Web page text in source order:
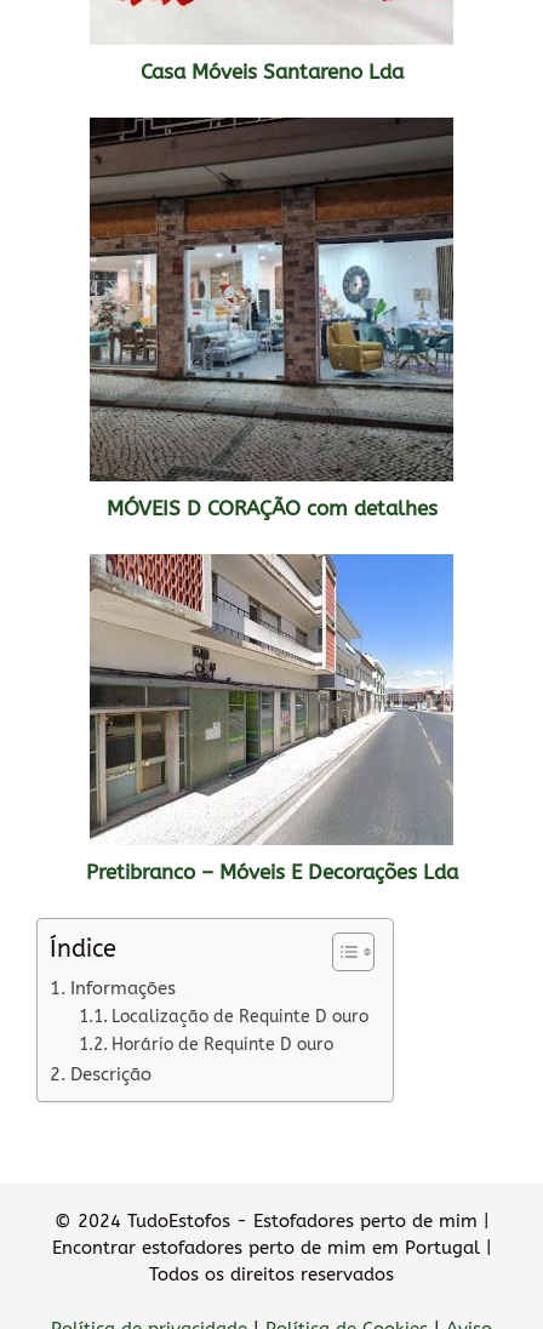
Casa Móveis Santareno Lda
MÓVEIS D CORAÇÃO com detalhes
Pretibranco – Móveis E Decorações Lda
Índice
Informações
Localização de Requinte D ouro
Horário de Requinte D ouro
Descrição
© 2024 TudoEstofos - Estofadores perto de mim |
Encontrar estofadores perto de mim em Portugal |
Todos os direitos reservados